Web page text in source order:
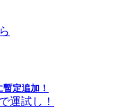
暫定追加！
運試し！